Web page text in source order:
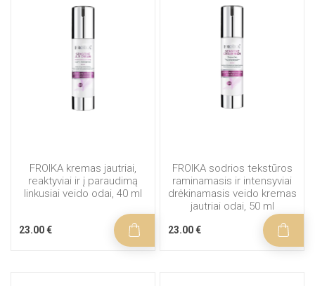
FROIKA kremas jautriai,
reaktyviai ir į paraudimą
linkusiai veido odai, 40 ml
23.00 €
FROIKA sodrios tekstūros
raminamasis ir intensyviai
drėkinamasis veido kremas
jautriai odai, 50 ml
23.00 €